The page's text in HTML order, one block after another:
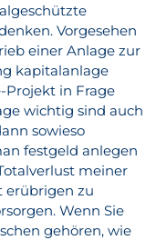
Vorgesehen
einer Anlage zur
kapitalanlage
Projekt in Frage
wichtig sind auch
sowieso
festgeld anlegen
meiner
erübrigen zu
Wenn Sie
gehören, wie